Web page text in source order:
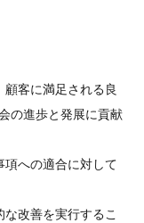
客に満足される良
の進歩と発展に貢献
への適合に対して
改善を実行するこ